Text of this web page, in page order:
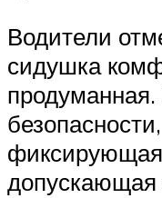
Водители
сидушка
фиксирующая
допускающая